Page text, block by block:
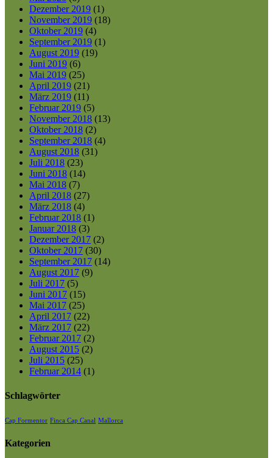
Dezember 2019 (1)
November 2019 (18)
Oktober 2019 (4)
September 2019 (1)
August 2019 (19)
Juni 2019 (6)
Mai 2019 (25)
April 2019 (21)
März 2019 (11)
Februar 2019 (5)
November 2018 (13)
Oktober 2018 (2)
September 2018 (4)
August 2018 (31)
Juli 2018 (23)
Juni 2018 (14)
Mai 2018 (7)
April 2018 (27)
März 2018 (4)
Februar 2018 (1)
Januar 2018 (3)
Dezember 2017 (2)
Oktober 2017 (30)
September 2017 (14)
August 2017 (9)
Juli 2017 (5)
Juni 2017 (15)
Mai 2017 (25)
April 2017 (22)
März 2017 (22)
Februar 2017 (2)
August 2015 (2)
Juli 2015 (25)
Februar 2014 (1)
Schlagwörter
Cap Formentor Finca Cap Canal Mallorca
Kategorien